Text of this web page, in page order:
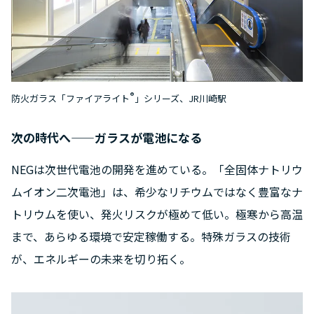
防火ガラス「ファイアライト® 」シリーズ、JR川崎駅
次の時代へ——ガラスが電池になる
NEGは次世代電池の開発を進めている。「全固体ナトリウ
ムイオン二次電池」は、希少なリチウムではなく豊富なナ
トリウムを使い、発火リスクが極めて低い。極寒から高温
まで、あらゆる環境で安定稼働する。特殊ガラスの技術
が、エネルギーの未来を切り拓く。